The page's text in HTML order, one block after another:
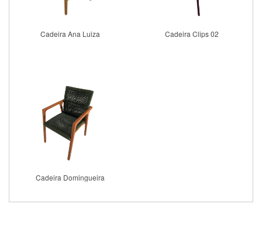
Cadeira Ana Luiza Cadeira Clips 02
Cadeira Domingueira